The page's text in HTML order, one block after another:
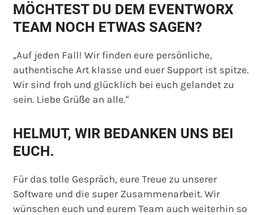
MÖCHTEST DU DEM EVENTWORX
TEAM NOCH ETWAS SAGEN?
„Auf jeden Fall! Wir finden eure persönliche,
authentische Art klasse und euer Support ist spitze.
Wir sind froh und glücklich bei euch gelandet zu
sein. Liebe Grüße an alle.“
HELMUT, WIR BEDANKEN UNS BEI
EUCH.
Für das tolle Gespräch, eure Treue zu unserer
Software und die super Zusammenarbeit. Wir
wünschen euch und eurem Team auch weiterhin so